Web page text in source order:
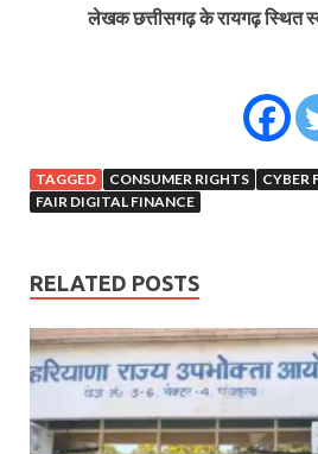
लेखक छत्तीसगढ़ के रायगढ़ स्थित
TAGGED CONSUMER RIGHTS
CYBER
FAIR DIGITAL FINANCE
RELATED POSTS